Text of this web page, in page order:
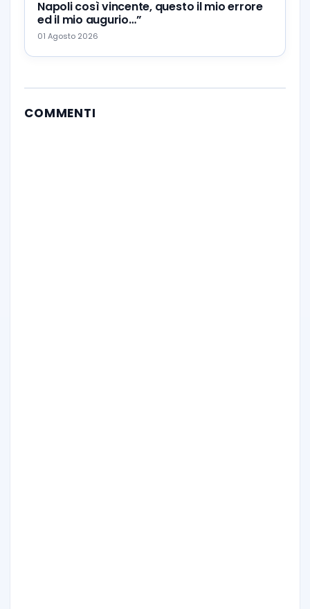
Napoli così vincente, questo il mio errore
ed il mio augurio…”
01 Agosto 2026
COMMENTI